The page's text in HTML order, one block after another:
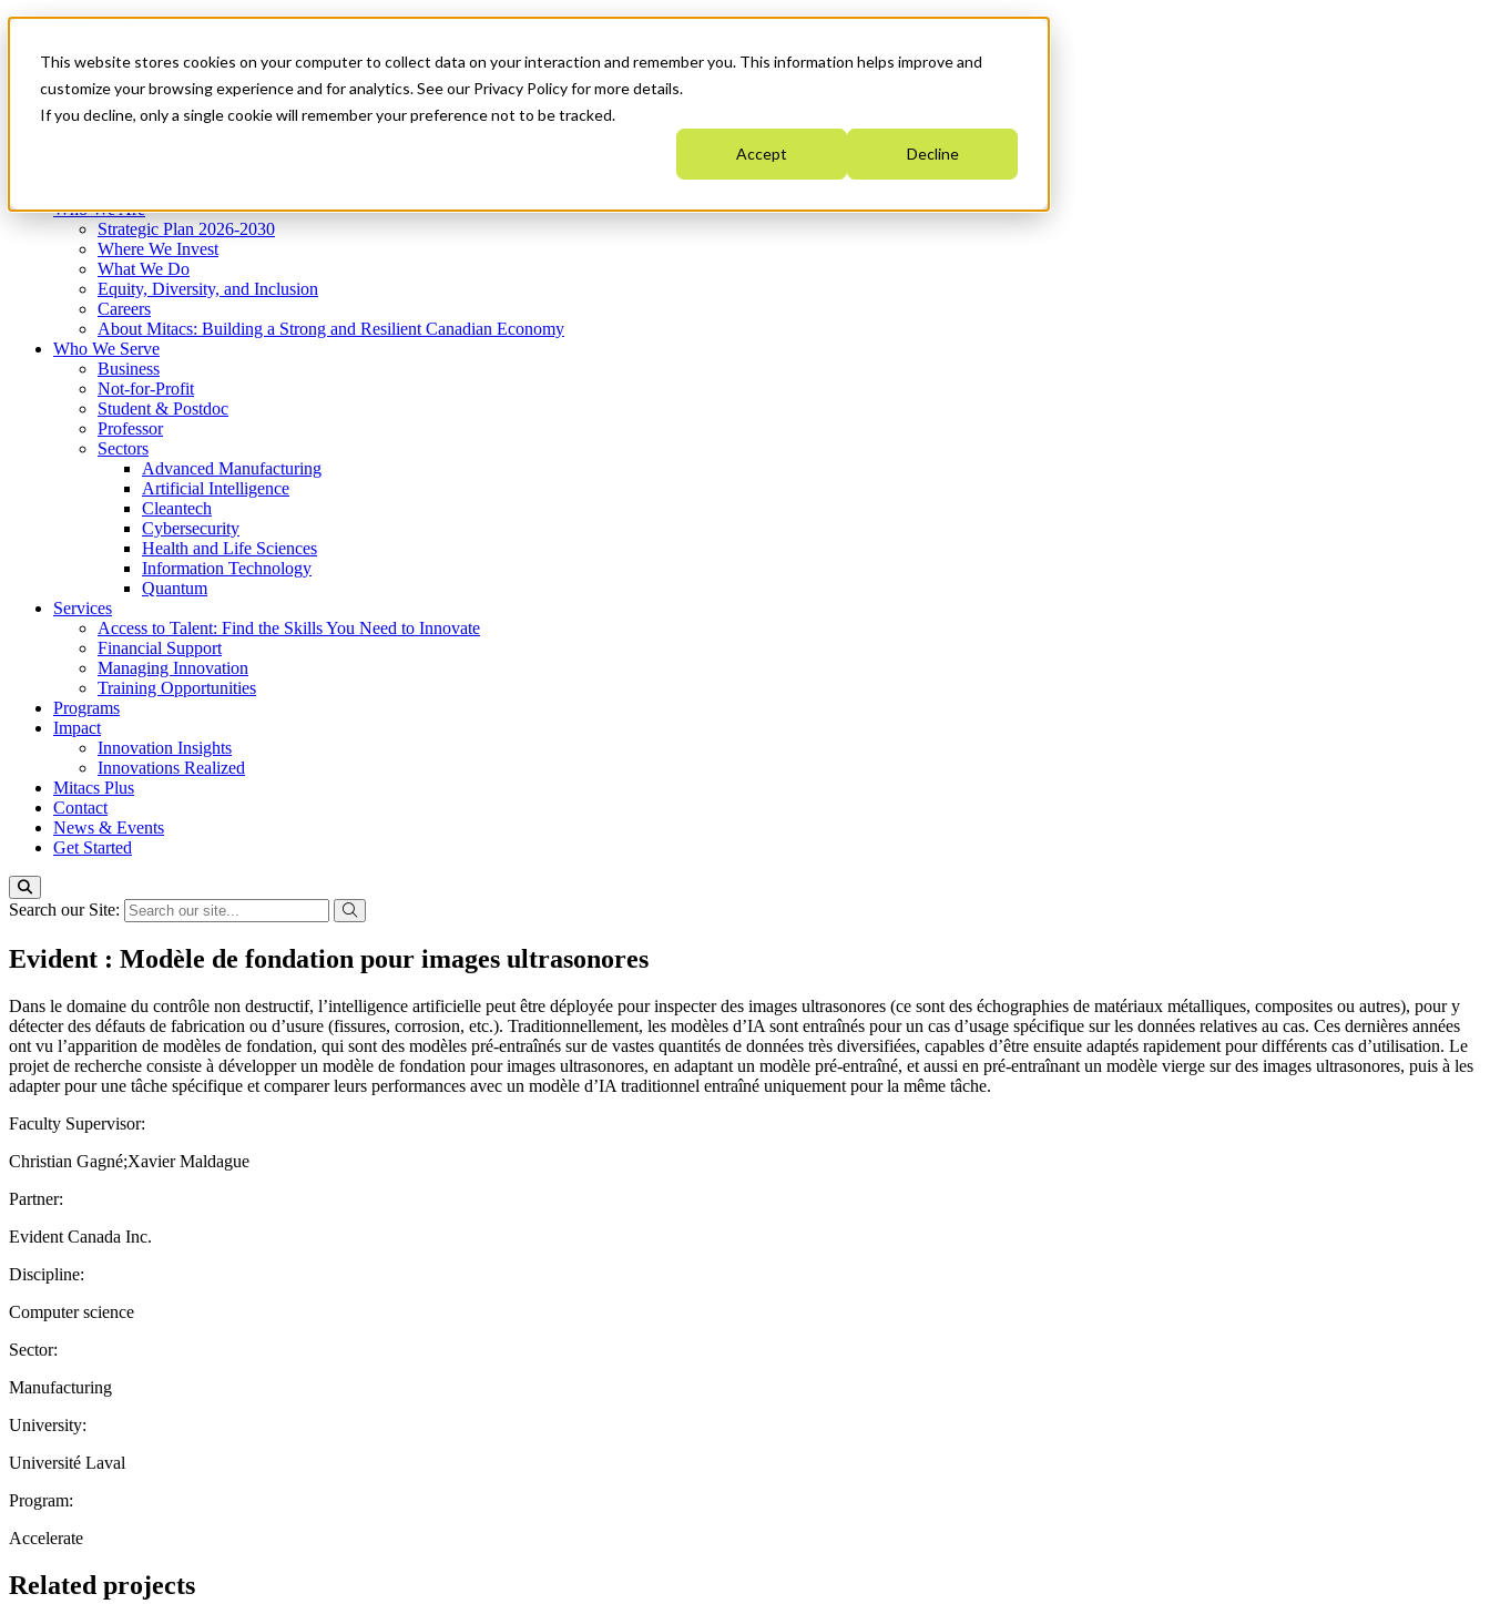
This website stores cookies on your computer to collect data on your interaction and remember you. This information helps improve and
customize your browsing experience and for analytics. See our Privacy Policy for more details.
If you decline, only a single cookie will remember your preference not to be tracked.
Accept Decline
News & Events
Get Started
Menu
Who We Are
Strategic Plan 2026-2030
Where We Invest
What We Do
Equity, Diversity, and Inclusion
Careers
About Mitacs: Building a Strong and Resilient Canadian Economy
Who We Serve
Business
Not-for-Profit
Student & Postdoc
Professor
Sectors
Advanced Manufacturing
Artificial Intelligence
Cleantech
Cybersecurity
Health and Life Sciences
Information Technology
Quantum
Services
Access to Talent: Find the Skills You Need to Innovate
Financial Support
Managing Innovation
Training Opportunities
Programs
Impact
Innovation Insights
Innovations Realized
Mitacs Plus
Contact
News & Events
Get Started
Search our Site:
Evident : Modèle de fondation pour images ultrasonores
Dans le domaine du contrôle non destructif, l’intelligence artificielle peut être déployée pour inspecter des images ultrasonores (ce sont des échographies de matériaux métalliques, composites ou autres), pour y
détecter des défauts de fabrication ou d’usure (fissures, corrosion, etc.). Traditionnellement, les modèles d’IA sont entraînés pour un cas d’usage spécifique sur les données relatives au cas. Ces dernières années
ont vu l’apparition de modèles de fondation, qui sont des modèles pré-entraînés sur de vastes quantités de données très diversifiées, capables d’être ensuite adaptés rapidement pour différents cas d’utilisation. Le
projet de recherche consiste à développer un modèle de fondation pour images ultrasonores, en adaptant un modèle pré-entraîné, et aussi en pré-entraînant un modèle vierge sur des images ultrasonores, puis à les
adapter pour une tâche spécifique et comparer leurs performances avec un modèle d’IA traditionnel entraîné uniquement pour la même tâche.
Faculty Supervisor:
Christian Gagné;Xavier Maldague
Partner:
Evident Canada Inc.
Discipline:
Computer science
Sector:
Manufacturing
University:
Université Laval
Program:
Accelerate
Related projects